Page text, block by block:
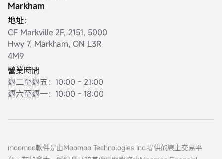
Markham
地址：
CF Markville 2F, 2151, 5000
Hwy 7, Markham, ON L3R
4M9
營業時間
週二至週五：10:00 - 21:00
週六至週一：10:00 - 18:00
moomoo軟件是由Moomoo Technologies Inc.提供的線上交易平